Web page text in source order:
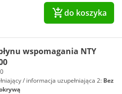
do koszyka
wspomagania NTY
/ informacja uzupełniająca 2: Bez